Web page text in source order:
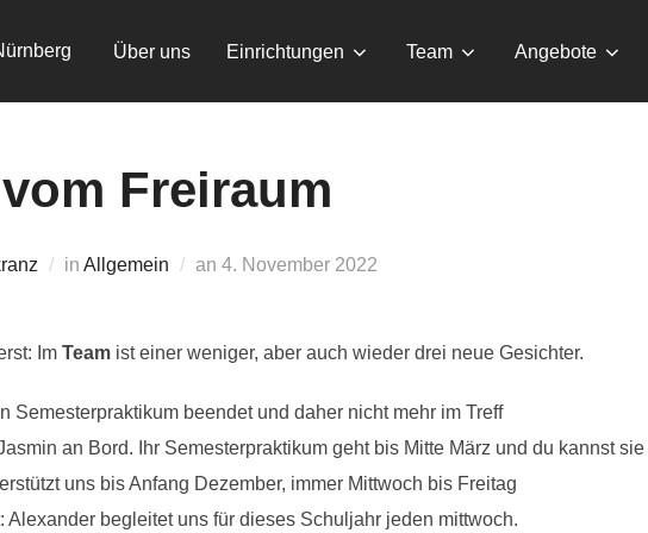
Über uns Einrichtungen Team Angebote
Freiraum
in Allgemein an Veröffentlicht
4. November 2022
Im Team ist einer weniger, aber auch wieder drei neue Gesichter.
Semesterpraktikum beendet und daher nicht mehr im Treff
an Bord. Ihr Semesterpraktikum geht bis Mitte März und du kannst
uns bis Anfang Dezember, immer Mittwoch bis Freitag
Alexander begleitet uns für dieses Schuljahr jeden mittwoch.